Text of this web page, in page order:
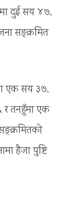
दुई सय ४७,
सङ्क्रमित
एक सय ३७,
तनहुँमा एक
हैजा पुष्टि